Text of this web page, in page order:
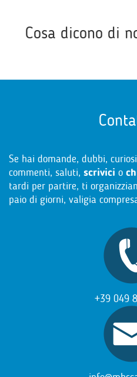
Cosa dicono di
Se hai domande, dubbi,
commenti, saluti, scrivici o
tardi per partire, ti
paio di giorni, valigia
+39 049